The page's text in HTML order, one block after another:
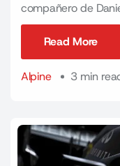
compañero de
Read More
Alpine
3 min